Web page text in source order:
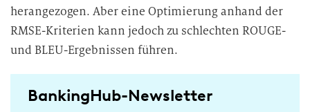
herangezogen. Aber eine Optimierung anhand der
RMSE-Kriterien kann jedoch zu schlechten ROUGE-
und BLEU-Ergebnissen führen.
BankingHub-Newsletter